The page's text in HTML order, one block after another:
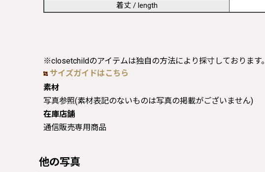
着丈 / length
※closetchildのアイテムは独自の方法により採寸しております。
サイズガイドはこちら
素材
写真参照(素材表記のないものは写真の掲載がございません)
在庫店舗
通信販売専用商品
他の写真